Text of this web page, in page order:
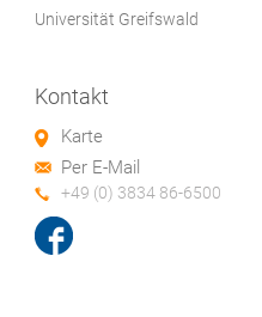
Universität Greifswald
Kontakt
Karte
Per E-Mail
+49 (0) 3834 86-6500